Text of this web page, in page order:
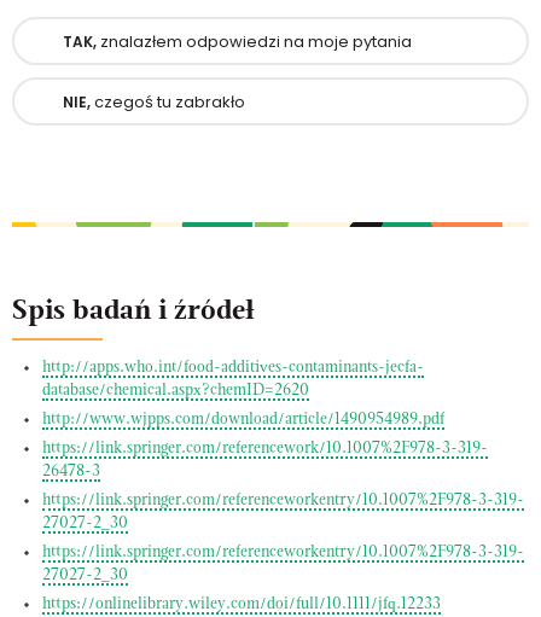
TAK, znalazłem odpowiedzi na moje pytania
NIE,czegoś tu zabrakło
Spis badań i źródeł
http://apps.who.int/food-additives-contaminants-jecfa-
database/chemical.aspx?chemID=2620
http://www.wjpps.com/download/article/1490954989.pdf
https://link.springer.com/referencework/10.1007%2F978-3-319-
26478-3
https://link.springer.com/referenceworkentry/10.1007%2F978-3-319-
27027-2_30
https://link.springer.com/referenceworkentry/10.1007%2F978-3-319-
27027-2_30
https://onlinelibrary.wiley.com/doi/full/10.1111/jfq.12233